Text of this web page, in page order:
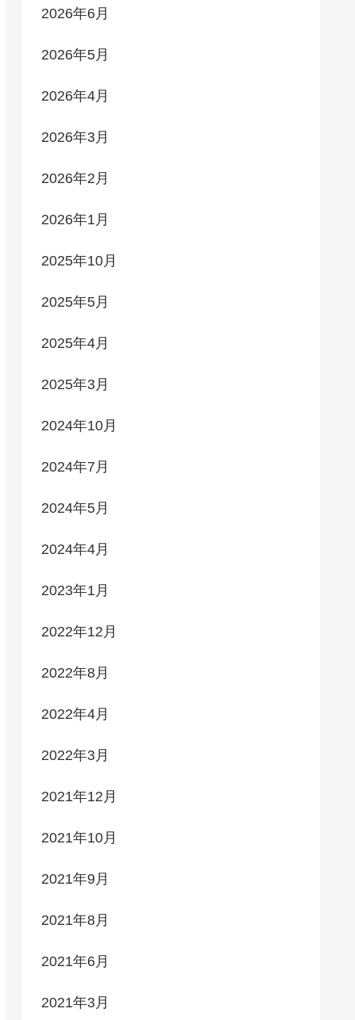
2026年6月
2026年5月
2026年4月
2026年3月
2026年2月
2026年1月
2025年10月
2025年5月
2025年4月
2025年3月
2024年10月
2024年7月
2024年5月
2024年4月
2023年1月
2022年12月
2022年8月
2022年4月
2022年3月
2021年12月
2021年10月
2021年9月
2021年8月
2021年6月
2021年3月